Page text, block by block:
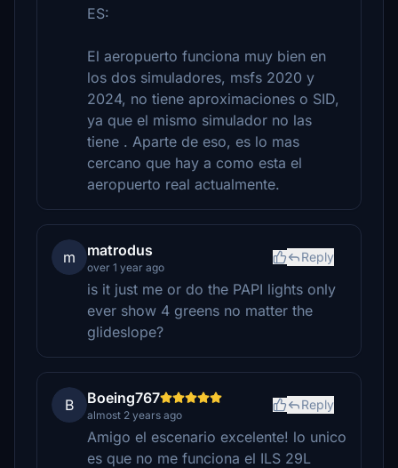
ES:
El aeropuerto funciona muy bien en
los dos simuladores, msfs 2020 y
2024, no tiene aproximaciones o SID,
ya que el mismo simulador no las
tiene . Aparte de eso, es lo mas
cercano que hay a como esta el
aeropuerto real actualmente.
m matrodus
over 1 year ago
Reply
is it just me or do the PAPI lights only
ever show 4 greens no matter the
glideslope?
B Boeing767
almost 2 years ago
Reply
Amigo el escenario excelente! lo unico
es que no me funciona el ILS 29L